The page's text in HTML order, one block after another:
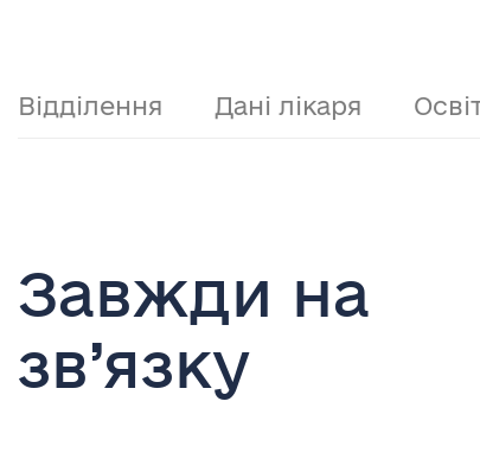
Відділення Дані лікаря
Завжди на
зв’язку